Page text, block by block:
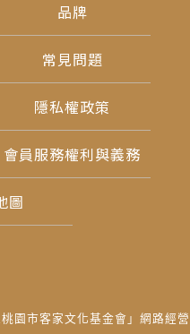
品牌
常見問題
隱私權政策
會員服務權利與義務
圖
園市客家文化基金會」網路經營